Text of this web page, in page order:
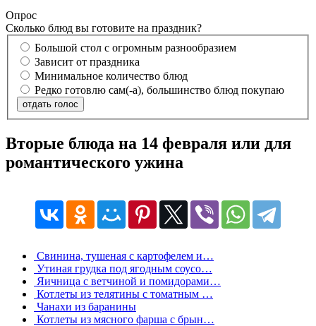
Опрос
Сколько блюд вы готовите на праздник?
Большой стол с огромным разнообразием
Зависит от праздника
Минимальное количество блюд
Редко готовлю сам(-а), большинство блюд покупаю
отдать голос
Вторые блюда на 14 февраля или для
романтического ужина
Свинина, тушеная с картофелем и…
Утиная грудка под ягодным соусо…
Яичница с ветчиной и помидорами…
Котлеты из телятины с томатным …
Чанахи из баранины
Котлеты из мясного фарша с брын…